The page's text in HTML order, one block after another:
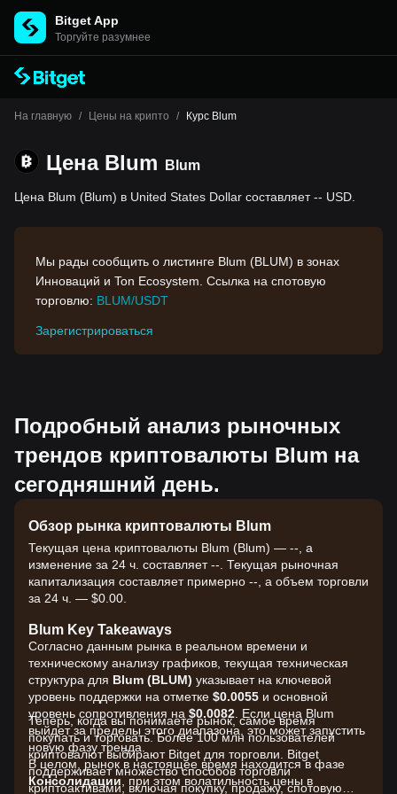
Bitget App
Торгуйте разумнее
На главную / Цены на крипто / Курс Blum
Цена Blum Blum
Цена Blum (Blum) в United States Dollar составляет -- USD.
Мы рады сообщить о листинге Blum (BLUM) в зонах
Инноваций и Ton Ecosystem. Ссылка на спотовую
торговлю: BLUM/USDT
Зарегистрироваться
Подробный анализ рыночных
трендов криптовалюты Blum на
сегодняшний день.
Обзор рынка криптовалюты Blum
Текущая цена криптовалюты Blum (Blum) — --, а
изменение за 24 ч. составляет --. Текущая рыночная
капитализация составляет примерно --, а объем торговли
за 24 ч. — $0.00.
Blum Key Takeaways
Согласно данным рынка в реальном времени и
техническому анализу графиков, текущая техническая
структура для Blum (BLUM) указывает на ключевой
уровень поддержки на отметке $0.0055 и основной
уровень сопротивления на $0.0082 . Если цена Blum
выйдет за пределы этого диапазона, это может запустить
новую фазу тренда.
В целом, рынок в настоящее время находится в фазе
Консолидации , при этом волатильность цены в
Теперь, когда вы понимаете рынок, самое время
покупать и торговать. Более 100 млн пользователей
криптовалют выбирают Bitget для торговли. Bitget
поддерживает множество способов торговли
криптоактивами, включая покупку, продажу, спотовую